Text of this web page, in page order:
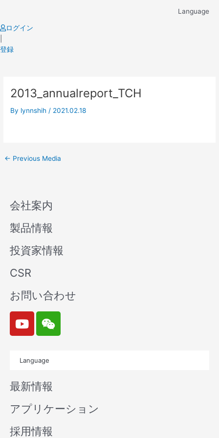
content
Language
ログイン
登録
2013_annualreport_TCH
By lynnshih / 2021.02.18
navigation
← Previous Media
会社案内
製品情報
投資家情報
CSR
お問い合わせ
Y
o
u
b
e
W
e
i
n
Language
最新情報
アプリケーション
採用情報